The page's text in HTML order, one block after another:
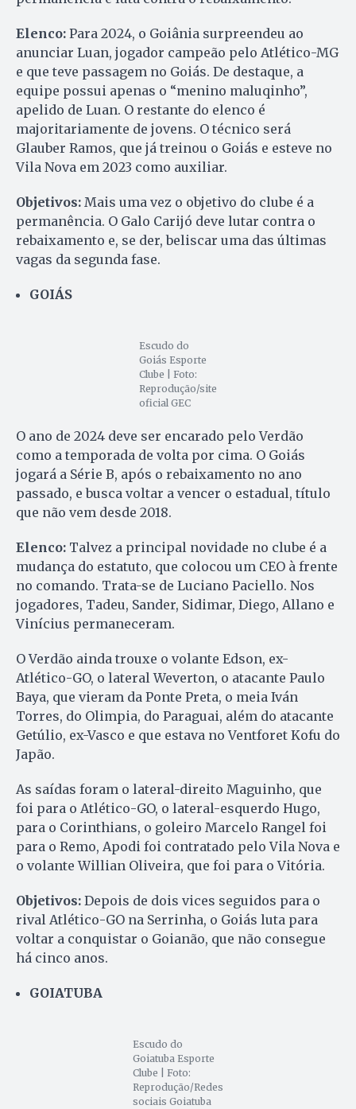
Elenco: Para 2024, o Goiânia surpreendeu ao
anunciar Luan, jogador campeão pelo Atlético-MG
e que teve passagem no Goiás. De destaque, a
equipe possui apenas o “menino maluqinho”,
apelido de Luan. O restante do elenco é
majoritariamente de jovens. O técnico será
Glauber Ramos, que já treinou o Goiás e esteve no
Vila Nova em 2023 como auxiliar.
Objetivos: Mais uma vez o objetivo do clube é a
permanência. O Galo Carijó deve lutar contra o
rebaixamento e, se der, beliscar uma das últimas
vagas da segunda fase.
GOIÁS
Escudo do
Goiás Esporte
Clube | Foto:
Reprodução/site
oficial GEC
O ano de 2024 deve ser encarado pelo Verdão
como a temporada de volta por cima. O Goiás
jogará a Série B, após o rebaixamento no ano
passado, e busca voltar a vencer o estadual, título
que não vem desde 2018.
Elenco: Talvez a principal novidade no clube é a
mudança do estatuto, que colocou um CEO à frente
no comando. Trata-se de Luciano Paciello. Nos
jogadores, Tadeu, Sander, Sidimar, Diego, Allano e
Vinícius permaneceram.
O Verdão ainda trouxe o volante Edson, ex-
Atlético-GO, o lateral Weverton, o atacante Paulo
Baya, que vieram da Ponte Preta, o meia Iván
Torres, do Olimpia, do Paraguai, além do atacante
Getúlio, ex-Vasco e que estava no Ventforet Kofu do
Japão.
As saídas foram o lateral-direito Maguinho, que
foi para o Atlético-GO, o lateral-esquerdo Hugo,
para o Corinthians, o goleiro Marcelo Rangel foi
para o Remo, Apodi foi contratado pelo Vila Nova e
o volante Willian Oliveira, que foi para o Vitória.
Objetivos: Depois de dois vices seguidos para o
rival Atlético-GO na Serrinha, o Goiás luta para
voltar a conquistar o Goianão, que não consegue
há cinco anos.
GOIATUBA
Escudo do
Goiatuba Esporte
Clube | Foto:
Reprodução/Redes
sociais Goiatuba